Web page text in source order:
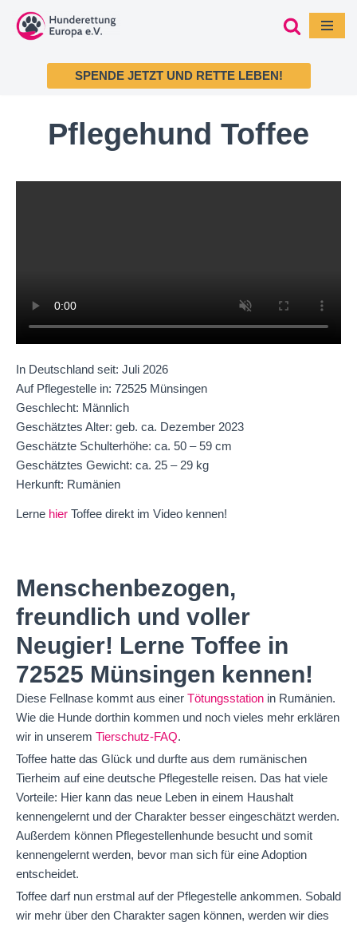
Zum
SPENDE JETZT UND RETTE LEBEN!
Pflegehund Toffee
In Deutschland seit: Juli 2026
Auf Pflegestelle in: 72525 Münsingen
Geschlecht: Männlich
Geschätztes Alter: geb. ca. Dezember 2023
Geschätzte Schulterhöhe: ca. 50 – 59 cm
Geschätztes Gewicht: ca. 25 – 29 kg
Herkunft: Rumänien
Lerne hier Toffee direkt im Video kennen!
Menschenbezogen,
freundlich und voller
Neugier! Lerne Toffee in
72525 Münsingen kennen!
Diese Fellnase kommt aus einer Tötungsstation in Rumänien.
Wie die Hunde dorthin kommen und noch vieles mehr erklären
wir in unserem Tierschutz-FAQ.
Toffee hatte das Glück und durfte aus dem rumänischen
Tierheim auf eine deutsche Pflegestelle reisen. Das hat viele
Vorteile: Hier kann das neue Leben in einem Haushalt
kennengelernt und der Charakter besser eingeschätzt werden.
Außerdem können Pflegestellenhunde besucht und somit
kennengelernt werden, bevor man sich für eine Adoption
entscheidet.
Toffee darf nun erstmal auf der Pflegestelle ankommen. Sobald
wir mehr über den Charakter sagen können, werden wir dies